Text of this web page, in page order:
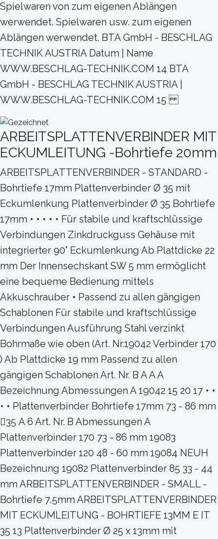
Spielwaren von zum eigenen Ablängen
werwendet. Spielwaren usw. zum eigenen
Ablängen werwendet. BTA GmbH - BESCHLAG
TECHNIK AUSTRIA Datum | Name
WWW.BESCHLAG-TECHNIK.COM 14 BTA
GmbH - BESCHLAG TECHNIK AUSTRIA |
WWW.BESCHLAG-TECHNIK.COM 15
ARBEITSPLATTENVERBINDER MIT
ECKUMLEITUNG -Bohrtiefe 20mm
ARBEITSPLATTENVERBINDER - STANDARD -
Bohrtiefe 17mm Plattenverbinder Ø 35 mit
Eckumlenkung Plattenverbinder Ø 35 Bohrtiefe
17mm • • • • • Für stabile und kraftschlüssige
Verbindungen Zinkdruckguss Gehäuse mit
integrierter 90° Eckumlenkung Ab Plattdicke 22
mm Der Innensechskant SW 5 mm ermöglicht
eine bequeme Bedienung mittels
Akkuschrauber • Passend zu allen gängigen
Schablonen Für stabile und kraftschlüssige
Verbindungen Ausführung Stahl verzinkt
Bohrmaße wie oben (Art. Nr.19042 Verbinder 170
) Ab Plattdicke 19 mm Passend zu allen
gängigen Schablonen Art. Nr. B A A A
Bezeichnung Abmessungen A 19042 15 20 17 • •
• • Plattenverbinder Bohrtiefe 17mm 73 - 86 mm
35 A 6 Art. Nr. B Abmessungen A
Plattenverbinder 170 73 - 86 mm 19083
Plattenverbinder 120 48 - 60 mm 19084 NEUH
Bezeichnung 19082 Plattenverbinder 85 33 - 44
mm ARBEITSPLATTENVERBINDER - SMALL -
Bohrtiefe 7,5mm ARBEITSPLATTENVERBINDER
MIT ECKUMLEITUNG - BOHRTIEFE 13MM E IT
35 13 Plattenverbinder Ø 25 x 13mm mit